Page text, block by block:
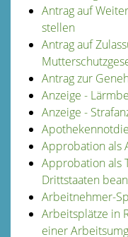
Antrag auf
stellen
Antrag auf
Antrag zur
Anzeige -
Anzeige -
Approbation als
Approbation als
Drittstaaten
Arbeitnehmer-
Arbeitsplätze in
einer